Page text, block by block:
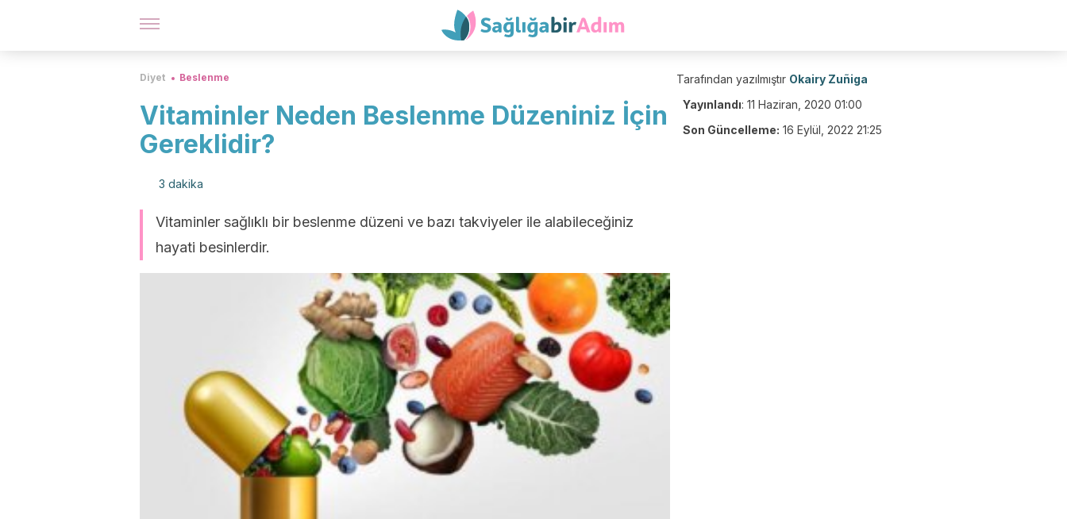
Diyet Beslenme
Vitaminler Neden Beslenme Düzeniniz İçin
Gereklidir?
3 dakika
Vitaminler sağlıklı bir beslenme düzeni ve bazı takviyeler ile alabileceğiniz
hayati besinlerdir.
Tarafından yazılmıştır Okairy Zuñiga
Yayınlandı: 11 Haziran, 2020 01:00
Son Güncelleme: 16 Eylül, 2022 21:25